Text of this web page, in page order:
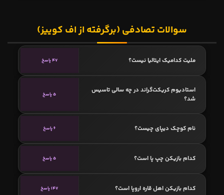
سوالات تصادفی (برگرفته از اف کوییز)
ملیت کدامیک ایتالیا نیست؟ 47 پاسخ
استادیوم کریکت‌گراند در چه سالی تاسیس
شد؟
5 پاسخ
نام کوچک دیپای چیست؟ 6 پاسخ
کدام بازیکن چپ پا است؟ 5 پاسخ
کدام بازیکن اهل قاره اروپا است؟ 147 پاسخ